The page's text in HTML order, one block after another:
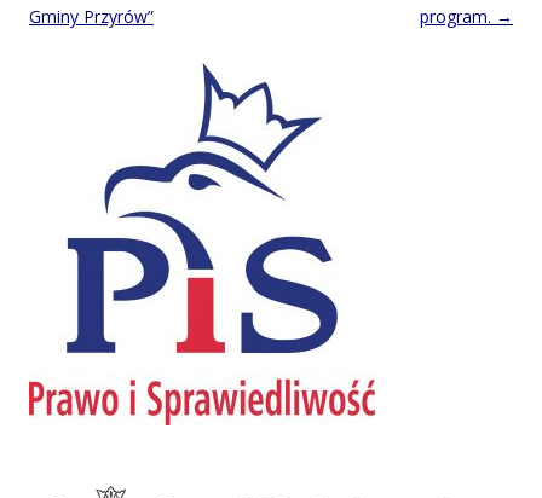
Gminy Przyrów”
program. →